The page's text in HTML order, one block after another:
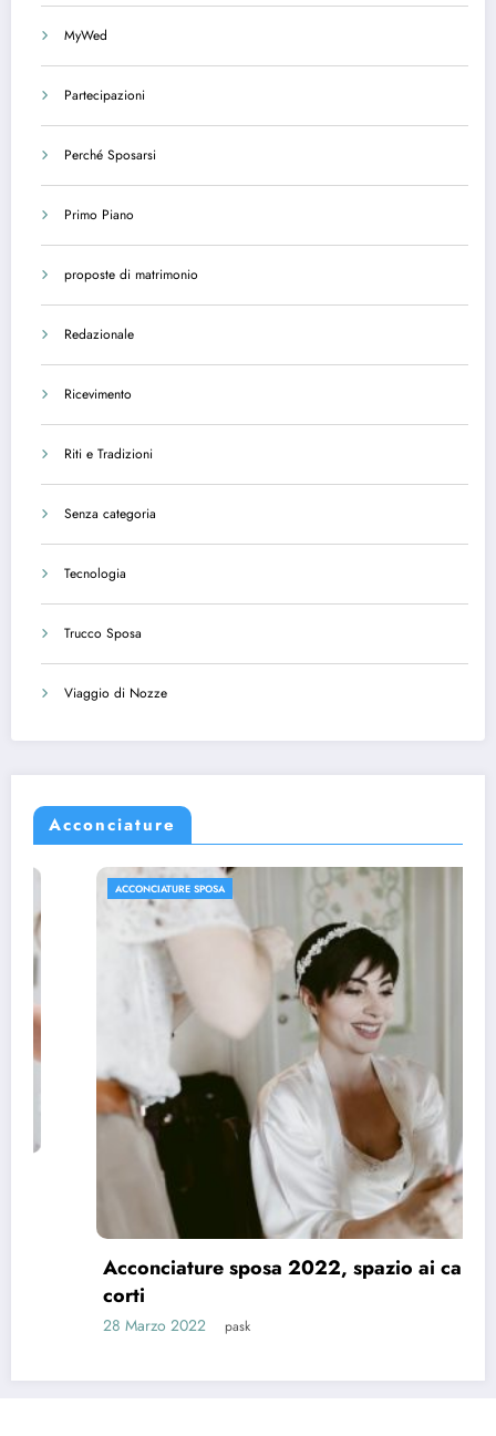
MyWed
Partecipazioni
Perché Sposarsi
Primo Piano
proposte di matrimonio
Redazionale
Ricevimento
Riti e Tradizioni
Senza categoria
Tecnologia
Trucco Sposa
Viaggio di Nozze
Acconciature
ACCONCIATURE SPOSA
Acconciature sposa 2022, spazio ai capelli
28 Marzo 2022 pask